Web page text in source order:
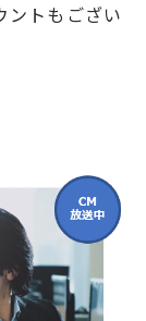
ントもござい